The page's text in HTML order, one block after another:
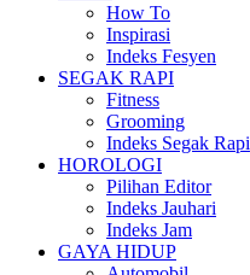
How To
Inspirasi
Indeks Fesyen
SEGAK RAPI
Fitness
Grooming
Indeks Segak Rapi
HOROLOGI
Pilihan Editor
Indeks Jauhari
Indeks Jam
GAYA HIDUP